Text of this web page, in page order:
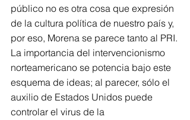
público no es otra cosa que expresión
de la cultura política de nuestro país y,
por eso, Morena se parece tanto al PRI.
La importancia del intervencionismo
norteamericano se potencia bajo este
esquema de ideas; al parecer, sólo el
auxilio de Estados Unidos puede
controlar el virus de la